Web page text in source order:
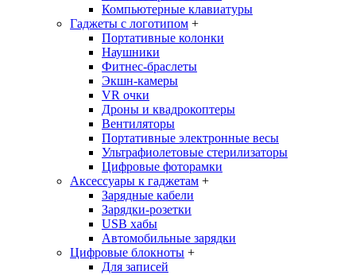
Компьютерные клавиатуры
Гаджеты с логотипом +
Портативные колонки
Наушники
Фитнес-браслеты
Экшн-камеры
VR очки
Дроны и квадрокоптеры
Вентиляторы
Портативные электронные весы
Ультрафиолетовые стерилизаторы
Цифровые фоторамки
Аксессуары к гаджетам +
Зарядные кабели
Зарядки-розетки
USB хабы
Автомобильные зарядки
Цифровые блокноты +
Для записей